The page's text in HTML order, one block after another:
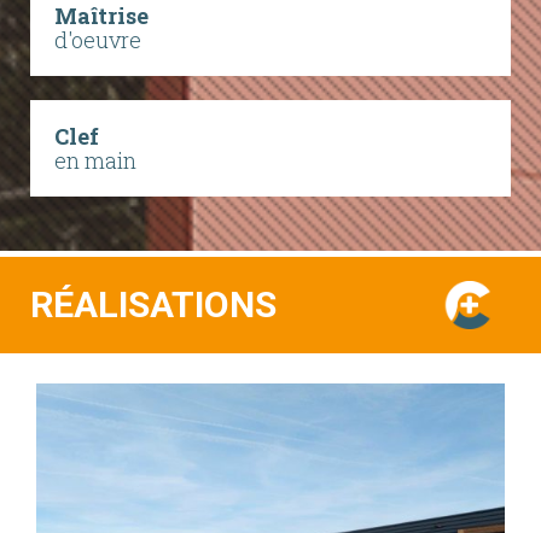
Maîtrise
d'oeuvre
Clef
en main
RÉALISATIONS